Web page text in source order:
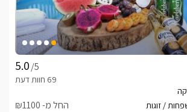
/5
החל מ- ₪1100